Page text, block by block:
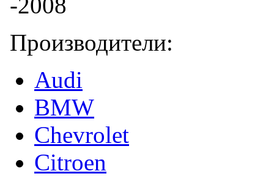
Производители:
Audi
BMW
Chevrolet
Citroen